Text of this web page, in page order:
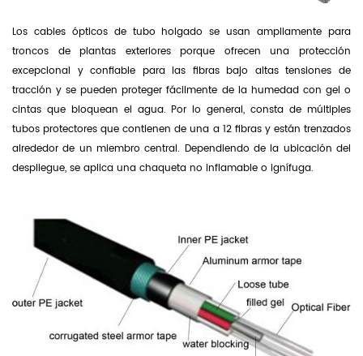
Los cables ópticos de tubo holgado se usan ampliamente para
troncos de plantas exteriores porque ofrecen una protección
excepcional y confiable para las fibras bajo altas tensiones de
tracción y se pueden proteger fácilmente de la humedad con gel o
cintas que bloquean el agua. Por lo general, consta de múltiples
tubos protectores que contienen de una a 12 fibras y están trenzados
alrededor de un miembro central. Dependiendo de la ubicación del
despliegue, se aplica una chaqueta no inflamable o ignífuga.